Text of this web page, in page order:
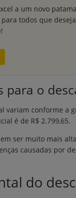
a um novo
todos que
para o
variam conforme a
é de R$ 2.799,65.
ser muito mais
causadas por
do